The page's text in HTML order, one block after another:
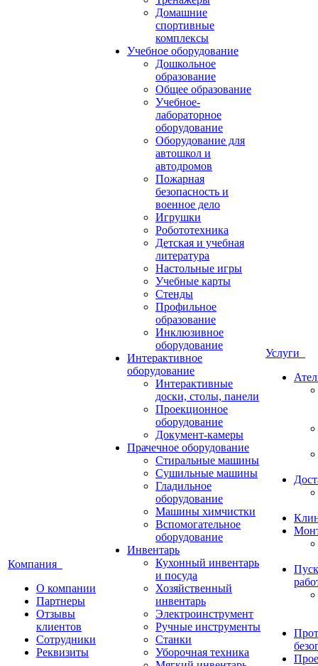
Компания
О компании
Партнеры
Отзывы
клиентов
Сотрудники
Реквизиты
Домашние
спортивные
комплексы
Учебное оборудование
Дошкольное
образование
Общее образование
Учебное-
лабораторное
оборудование
Оборудование для
автошкол и
автодромов
Пожарная
безопасность и
военное дело
Игрушки
Робототехника
Детская и учебная
литература
Настольные игры
Учебные карты
Стенды
Профильное
образование
Инклюзивное
оборудование
Интерактивное
оборудование
Интерактивные
доски, столы, панели
Проекционное
оборудование
Документ-камеры
Прачечное оборудование
Стиральные машины
Сушильные машины
Гладильное
оборудование
Машины химчистки
Вспомогательное
оборудование
Инвентарь
Кухонный инвентарь
и посуда
Хозяйственный
инвентарь
Электроинструмент
Ручные инструменты
Станки
Уборочная техника
Услуги